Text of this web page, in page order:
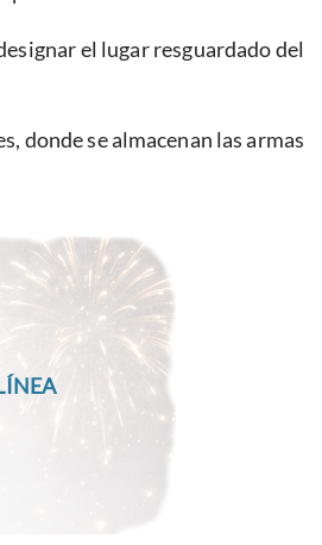
el lugar resguardado del
donde se almacenan las armas